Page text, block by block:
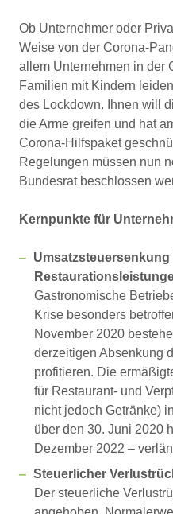
Ob Unternehmer oder
Weise von der Corona-
allem Unternehmen in der
Familien mit Kindern
des Lockdown. Ihnen will
die Arme greifen und hat
Corona-Hilfspaket
Regelungen müssen nun
Bundesrat beschlossen
Kernpunkte für
Umsatzsteuersenkung
Gastronomische
Krise besonders
November 2020
derzeitigen Absenkung
profitieren. Die
für Restaurant- und
nicht jedoch Getränke)
über den 30. Juni 2020
Dezember 2022 –
Steuerlicher
Der steuerliche